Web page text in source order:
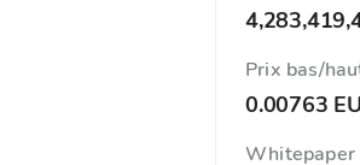
Prix ​​bas/
0.00763
Whitepaper